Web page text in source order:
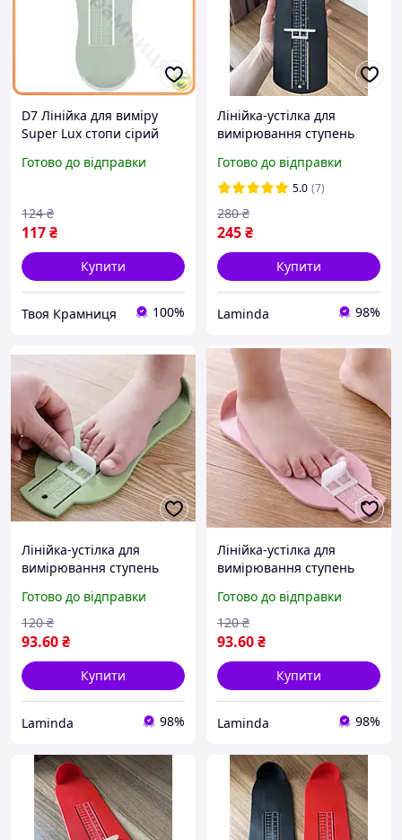
D7 Лінійка для виміру
Super Lux стопи сірий
дітей від 0 до 8 років
Готово до відправки
117₴
124 ₴
Купити
Твоя Крамниця 100%
Лінійка-устілка для
вимірювання ступень
розміру взуття для
дорослих, Стопомір
Готово до відправки
5.0 (7)
245₴
280 ₴
Купити
Laminda 98%
Лінійка-устілка для
вимірювання ступень
розміру взуття для
дитини, Стопомір
Готово до відправки
93.60₴
120 ₴
Купити
Laminda 98%
Лінійка-устілка для
вимірювання ступень
розміру взуття для
дитини, Стопомір
Готово до відправки
93.60₴
120 ₴
Купити
Laminda 98%